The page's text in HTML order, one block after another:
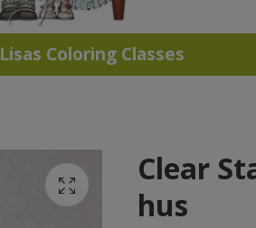
Lisas Coloring Classes
Clear
hus